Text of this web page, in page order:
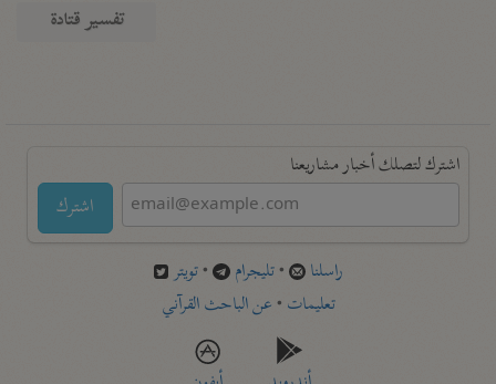
تفسير قتادة
اشترك لتصلك أخبار مشاريعنا
اشترك
راسلنا •تليجرام •تويتر
تعليمات •عن الباحث القرآني